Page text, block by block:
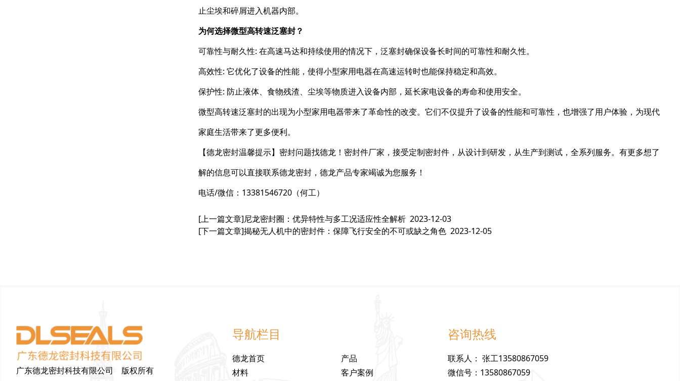
止尘埃和碎屑进入机器内部。
为何选择微型高转速泛塞封？
可靠性与耐久性: 在高速马达和持续使用的情况下，泛塞封确保设备长时间的可靠性和耐久性。
高效性: 它优化了设备的性能，使得小型家用电器在高速运转时也能保持稳定和高效。
保护性: 防止液体、食物残渣、尘埃等物质进入设备内部，延长家电设备的寿命和使用安全。
微型高转速泛塞封的出现为小型家用电器带来了革命性的改变。它们不仅提升了设备的性能和可靠性，也增强了用户体验，为现代
家庭生活带来了更多便利。
【德龙密封温馨提示】密封问题找德龙！密封件厂家，接受定制密封件，从设计到研发，从生产到测试，全系列服务。有更多想了
解的信息可以直接联系德龙密封，德龙产品专家竭诚为您服务！
电话/微信：13381546720（何工）
[上一篇文章]尼龙密封圈：优异特性与多工况适应性全解析 2023-12-03
[下一篇文章]揭秘无人机中的密封件：保障飞行安全的不可或缺之角色 2023-12-05
广东德龙密封科技有限公司 版权所有
导航栏目
德龙首页
产品
材料
客户案例
咨询热线
联系人 ：张工13580867059
微信号 ： 13580867059